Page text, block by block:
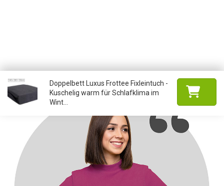
Doppelbett Luxus Frottee Fixleintuch -
Kuschelig warm für Schlafklima im
Wint...